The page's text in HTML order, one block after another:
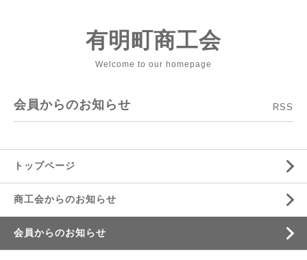
有明町商工会
Welcome to our homepage
会員からのお知らせ RSS
トップページ
商工会からのお知らせ
会員からのお知らせ